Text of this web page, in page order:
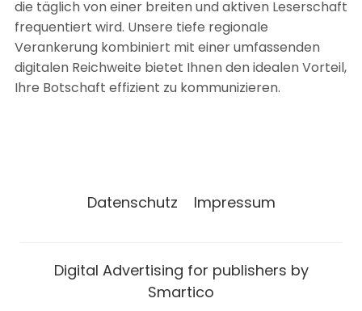
die täglich von einer breiten und aktiven Leserschaft
frequentiert wird. Unsere tiefe regionale
Verankerung kombiniert mit einer umfassenden
digitalen Reichweite bietet Ihnen den idealen Vorteil,
Ihre Botschaft effizient zu kommunizieren.
Datenschutz Impressum
Digital Advertising for publishers by
Smartico